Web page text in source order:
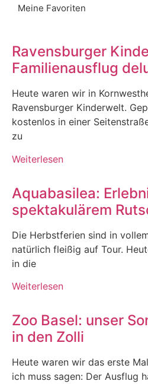
Meine Favoriten
Ravensburger
Familienausflug
Heute waren wir in
Ravensburger Kinderwelt.
kostenlos in einer
zu
Weiterlesen
Aquabasilea:
spektakulärem
Die Herbstferien sind in
natürlich fleißig auf Tour.
in die
Weiterlesen
Zoo Basel: unser
in den Zolli
Heute waren wir das erste
ich muss sagen: Der Ausflug